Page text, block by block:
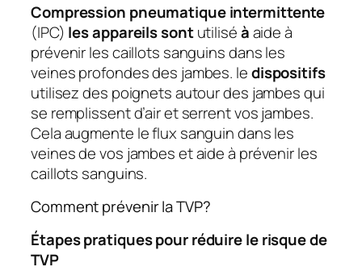
Compression pneumatique intermittente
(IPC) les appareils sontutiliséàaide à
prévenir les caillots sanguins dans les
veines profondes des jambes. ledispositifs
utilisez des poignets autour des jambes qui
se remplissent d’air et serrent vos jambes.
Cela augmente le flux sanguin dans les
veines de vos jambes et aide à prévenir les
caillots sanguins.
Comment prévenir la TVP?
Étapes pratiques pour réduire le risque de
TVP